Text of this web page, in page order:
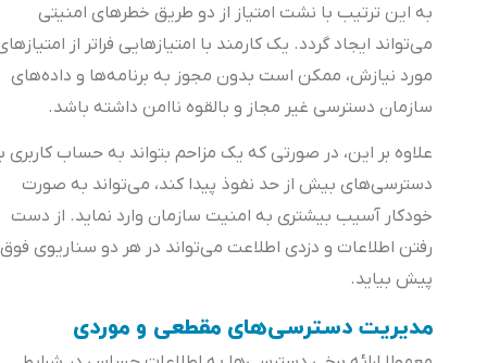
به این ترتیب با نشت امتیاز از دو طریق خطرهای امنیتی
می‌تواند ایجاد گردد. یک کارمند با امتیازهایی فراتر از امتیازهای
مورد نیازش، ممکن است بدون مجوز به برنامه‌ها و داده‌های
سازمان دسترسی غیر مجاز و بالقوه نا‌امن داشته ‌‌باشد.
علاوه‌ بر‌ این، در صورتی که یک مزاحم بتواند به حساب کاربری با
دسترسی‌های بیش از حد نفوذ پیدا کند، می‌تواند به صورت
خودکار آسیب بیشتری به امنیت سازمان وارد نماید. از دست
رفتن اطلاعات و دزدی اطلاعت می‌تواند در هر دو سناریوی فوق
پیش بیاید.
مدیریت دسترسی‌های مقطعی و موردی